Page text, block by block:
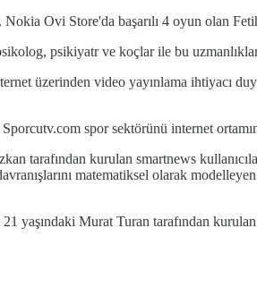
Ovi Store'da başarılı 4 oyun olan
psikiyatr ve koçlar ile bu
üzerinden video yayınlama ihtiyacı
spor sektörünü internet
tarafından kurulan smartnews
matematiksel olarak
yaşındaki Murat Turan tarafından